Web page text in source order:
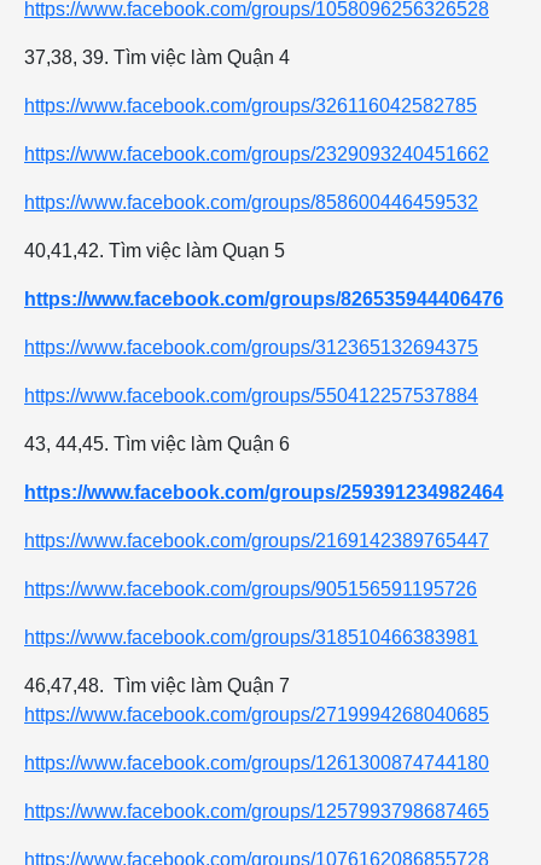
https://www.facebook.com/groups/1058096256326528
37,38, 39. Tìm việc làm Quận 4
https://www.facebook.com/groups/326116042582785
https://www.facebook.com/groups/2329093240451662
https://www.facebook.com/groups/858600446459532
40,41,42. Tìm việc làm Quạn 5
https://www.facebook.com/groups/826535944406476
https://www.facebook.com/groups/312365132694375
https://www.facebook.com/groups/550412257537884
43, 44,45. Tìm việc làm Quận 6
https://www.facebook.com/groups/259391234982464
https://www.facebook.com/groups/2169142389765447
https://www.facebook.com/groups/905156591195726
https://www.facebook.com/groups/318510466383981
46,47,48. Tìm việc làm Quận 7
https://www.facebook.com/groups/2719994268040685
https://www.facebook.com/groups/1261300874744180
https://www.facebook.com/groups/1257993798687465
https://www.facebook.com/groups/1076162086855728